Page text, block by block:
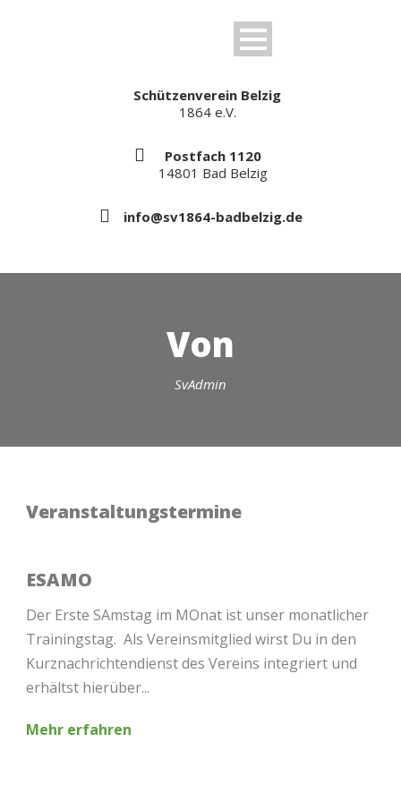
Schützenverein Belzig
1864 e.V.
Postfach 1120
14801 Bad Belzig
info@sv1864-badbelzig.de
Von
SvAdmin
Veranstaltungstermine
ESAMO
Der Erste SAmstag im MOnat ist unser monatlicher
Trainingstag. Als Vereinsmitglied wirst Du in den
Kurznachrichtendienst des Vereins integriert und
erhältst hierüber...
Mehr erfahren